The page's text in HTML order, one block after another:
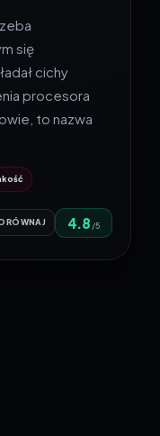
się
cichy
procesora
to nazwa
4.8 /5